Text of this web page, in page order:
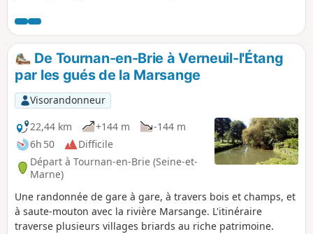
De Tournan-en-Brie à Verneuil-l'Étang
par les gués de la Marsange
Visorandonneur
22,44 km
+144 m
-144 m
6h 50
Difficile
Départ à Tournan-en-Brie (Seine-et-
Marne)
Une randonnée de gare à gare, à travers bois et champs, et
à saute-mouton avec la rivière Marsange. L'itinéraire
traverse plusieurs villages briards au riche patrimoine.